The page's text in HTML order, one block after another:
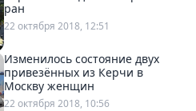
ран
22 октября 2018, 12:51
Изменилось состояние двух
привезённых из Керчи в
Москву женщин
22 октября 2018, 10:56